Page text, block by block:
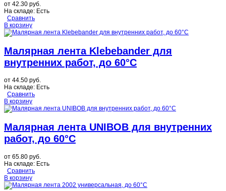
от 42.30 руб.
На складе: Есть
Сравнить
В корзину
Малярная лента Klebebander для
внутренних работ, до 60°C
от 44.50 руб.
На складе: Есть
Сравнить
В корзину
Малярная лента UNIBOB для внутренних
работ, до 60°C
от 65.80 руб.
На складе: Есть
Сравнить
В корзину